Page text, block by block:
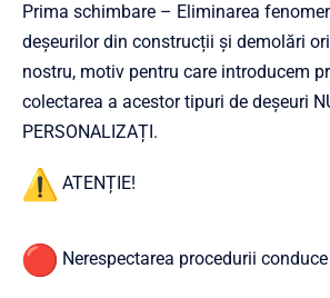
Prima schimbare – Eliminarea
deșeurilor din construcții și demolări
nostru, motiv pentru care introducem
colectarea a acestor tipuri de deșeuri
PERSONALIZAȚI.
ATENȚIE!
Nerespectarea procedurii